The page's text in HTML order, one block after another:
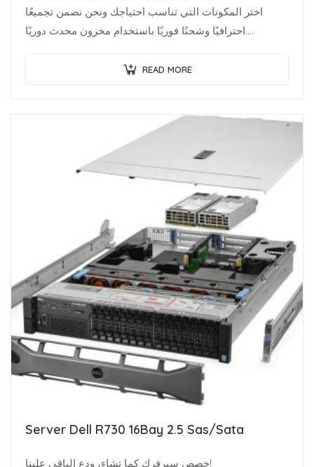
اختر المكونات التي تناسب احتياجك ونحن نضمن تجميعًا
احترافيًا وشحنًا فوريًا باستخدام مخزون محدث دوريًا.
READ MORE
Server Dell R730 16Bay 2.5 Sas/Sata
خصص سيرفرك كما تشاء، ودع الباقي علينا!